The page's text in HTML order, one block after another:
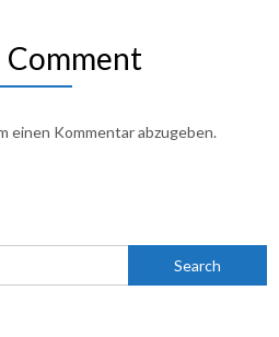
Comment
einen Kommentar abzugeben.